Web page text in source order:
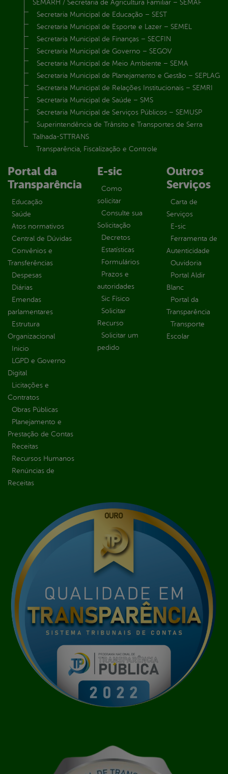
SEMARH / Secretaria de Agricultura Familiar – SEMAF
Secretaria Municipal de Educação – SEST
Secretaria Municipal de Esporte e Lazer – SEMEL
Secretaria Municipal de Finanças – SECFIN
Secretaria Municipal de Governo – SEGOV
Secretaria Municipal de Meio Ambiente – SEMA
Secretaria Municipal de Planejamento e Gestão – SEPLAG
Secretaria Municipal de Relações Institucionais – SEMRI
Secretaria Municipal de Saúde – SMS
Secretaria Municipal de Serviços Públicos – SEMUSP
Superintendência de Trânsito e Transportes de Serra
Talhada-STTRANS
Transparência, Fiscalização e Controle
Portal da
Transparência
Educação
Saúde
Atos normativos
Central de Dúvidas
Convênios e
Transferências
Despesas
Diárias
Emendas
parlamentares
Estrutura
Organizacional
Inicio
LGPD e Governo
Digital
Licitações e
Contratos
Obras Públicas
Planejamento e
Prestação de Contas
Receitas
Recursos Humanos
Renúncias de
Receitas
E-sic
Como
solicitar
Consulte sua
Solicitação
Decretos
Estatísticas
Formulários
Prazos e
autoridades
Sic Físico
Solicitar
Recurso
Solicitar um
pedido
Outros
Serviços
Carta de
Serviços
E-sic
Ferramenta de
Autenticidade
Ouvidoria
Portal Aldir
Blanc
Portal da
Transparência
Transporte
Escolar